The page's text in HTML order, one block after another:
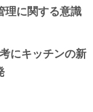
理に関する意識
にキッチンの新